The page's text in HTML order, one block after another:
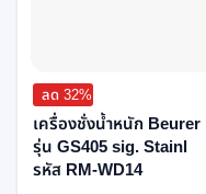
ลด 32%
เครื่องชั่งน้ำหนัก Beurer
รุ่น GS405 sig. Stainl
รหัส RM-WD14